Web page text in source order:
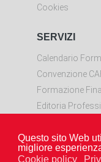
Questo sito Web
migliore
Cookie policy
Cookies
SERVIZI
Calendario
Convenzione
Formazione
Editoria
Scarica
Windows